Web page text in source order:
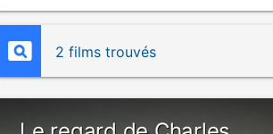
2 films trouvés